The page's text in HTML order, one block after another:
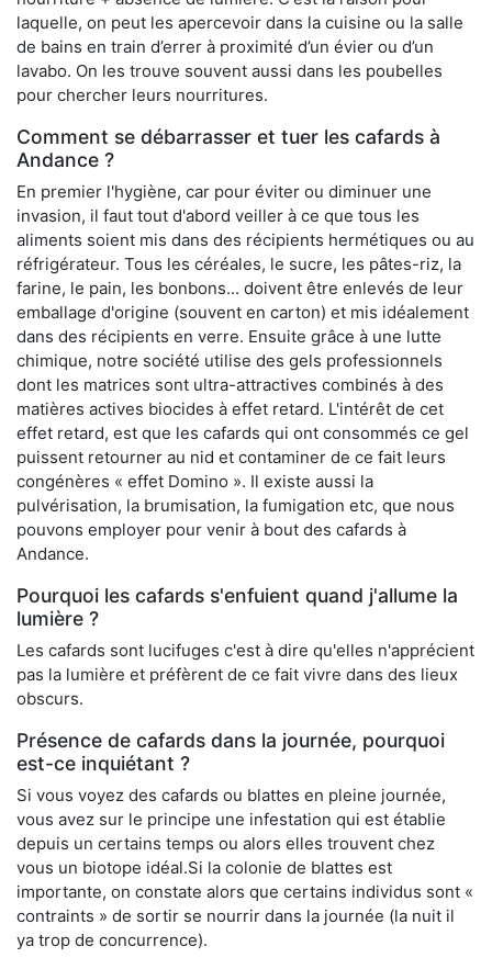
laquelle, on peut les apercevoir dans la cuisine ou la salle
de bains en train d’errer à proximité d’un évier ou d’un
lavabo. On les trouve souvent aussi dans les poubelles
pour chercher leurs nourritures.
Comment se débarrasser et tuer les cafards à
Andance ?
En premier l'hygiène, car pour éviter ou diminuer une
invasion, il faut tout d'abord veiller à ce que tous les
aliments soient mis dans des récipients hermétiques ou au
réfrigérateur. Tous les céréales, le sucre, les pâtes-riz, la
farine, le pain, les bonbons... doivent être enlevés de leur
emballage d'origine (souvent en carton) et mis idéalement
dans des récipients en verre. Ensuite grâce à une lutte
chimique, notre société utilise des gels professionnels
dont les matrices sont ultra-attractives combinés à des
matières actives biocides à effet retard. L'intérêt de cet
effet retard, est que les cafards qui ont consommés ce gel
puissent retourner au nid et contaminer de ce fait leurs
congénères « effet Domino ». Il existe aussi la
pulvérisation, la brumisation, la fumigation etc, que nous
pouvons employer pour venir à bout des cafards à
Andance.
Pourquoi les cafards s'enfuient quand j'allume la
lumière ?
Les cafards sont lucifuges c'est à dire qu'elles n'apprécient
pas la lumière et préfèrent de ce fait vivre dans des lieux
obscurs.
Présence de cafards dans la journée, pourquoi
est-ce inquiétant ?
Si vous voyez des cafards ou blattes en pleine journée,
vous avez sur le principe une infestation qui est établie
depuis un certains temps ou alors elles trouvent chez
vous un biotope idéal.Si la colonie de blattes est
importante, on constate alors que certains individus sont «
contraints » de sortir se nourrir dans la journée (la nuit il
ya trop de concurrence).